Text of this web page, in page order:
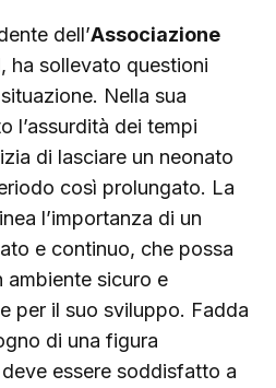
dell’Associazione
, ha sollevato questioni
Nella sua
l’assurdità dei tempi
di lasciare un neonato
così prolungato. La
l’importanza di un
e continuo, che possa
ambiente sicuro e
per il suo sviluppo. Fadda
di una figura
essere soddisfatto a